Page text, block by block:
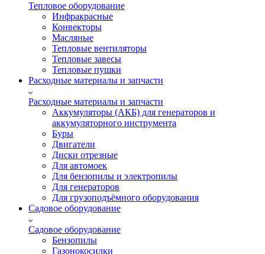
Тепловое оборудование
Инфракрасные
Конвекторы
Масляные
Тепловые вентиляторы
Тепловые завесы
Тепловые пушки
Расходные материалы и запчасти
Расходные материалы и запчасти
Аккумуляторы (АКБ) для генераторов и
аккумуляторного инструмента
Буры
Двигатели
Диски отрезные
Для автомоек
Для бензопилы и электропилы
Для генераторов
Для грузоподъёмного оборудования
Садовое оборудование
Садовое оборудование
Бензопилы
Газонокосилки